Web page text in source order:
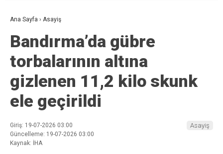
Ana Sayfa › Asayiş
Bandırma’da gübre
torbalarının altına
gizlenen 11,2 kilo skunk
ele geçirildi
Giriş: 19-07-2026 03:00
Güncelleme: 19-07-2026 03:00
Kaynak: İHA
Asayiş